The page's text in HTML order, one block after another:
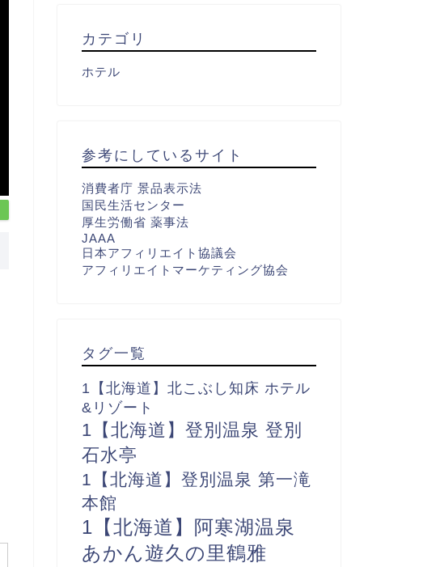
カテゴリ
ホテル
参考にしているサイト
消費者庁 景品表示法
国民生活センター
厚生労働省 薬事法
JAAA
日本アフィリエイト協議会
アフィリエイトマーケティング協会
タグ一覧
1【北海道】北こぶし知床 ホテル
&リゾート
1【北海道】登別温泉 登別
石水亭
1【北海道】登別温泉 第一滝
本館
1【北海道】阿寒湖温泉
あかん遊久の里鶴雅